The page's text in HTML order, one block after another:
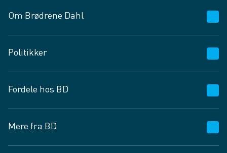
Om Brødrene Dahl
Vagttelefon 30 10 89 89
Spørgsmål og svar
Job og karriere
Fødevarekontrolrapport
Politikker
Privatlivspolitik
Cookies
Vilkår og betingelser
Fordele hos BD
BD app
BD.dk services
Mere fra BD